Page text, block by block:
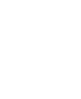
导班子
工作全面开展
管长效机制
与再就业工程成效显著
场监管
18亿元
册公司场经纪人成功实现